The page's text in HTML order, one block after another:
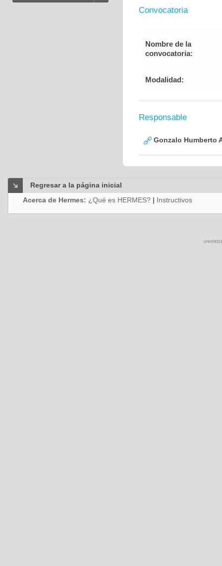
Convocatoria
Nombre de la
convocatoria:
Modalidad:
Responsable
Gonzalo Humberto
Regresar a la página inicial
Acerca de Hermes: ¿Qué es HERMES? | Instructivos